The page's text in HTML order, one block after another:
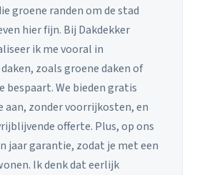
groene randen om de stad
hier fijn. Bij Dakdekker
ik me vooral in
zoals groene daken of
bespaart. We bieden gratis
aan, zonder voorrijkosten, en
offerte. Plus, op ons
jaar garantie, zodat je met een
Ik denk dat eerlijk